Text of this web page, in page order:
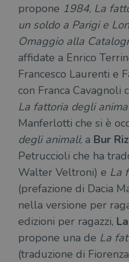
propone 1984, La
un soldo a Parigi e
Omaggio alla
affidate a Enrico
Francesco Laurenti e
con Franca Cavagnoli
La fattoria degli
Manferlotti che si è
degli animali; a Bur
Petruccioli che ha
Walter Veltroni) e La
(prefazione di Dacia
nella versione per
edizioni per ragazzi,
propone una de La
(traduzione di